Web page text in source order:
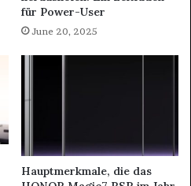
für Power-User
June 20, 2025
Hauptmerkmale, die das